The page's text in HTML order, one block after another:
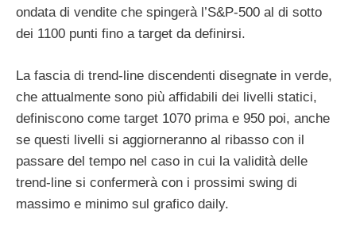
ondata di vendite che spingerà l’S&P-500 al di sotto
dei 1100 punti fino a target da definirsi.
La fascia di trend-line discendenti disegnate in verde,
che attualmente sono più affidabili dei livelli statici,
definiscono come target 1070 prima e 950 poi, anche
se questi livelli si aggiorneranno al ribasso con il
passare del tempo nel caso in cui la validità delle
trend-line si confermerà con i prossimi swing di
massimo e minimo sul grafico daily.